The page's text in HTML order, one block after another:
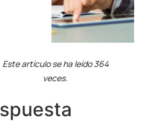
Este artículo se ha leído 364
veces.